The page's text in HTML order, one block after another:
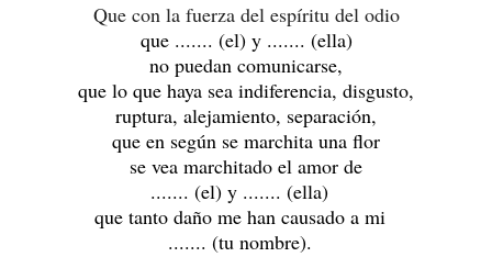
Que con la fuerza del espíritu del odio
que ....... (el) y ....... (ella)
no puedan comunicarse,
que lo que haya sea indiferencia, disgusto,
ruptura, alejamiento, separación,
que en según se marchita una flor
se vea marchitado el amor de
....... (el) y ....... (ella)
que tanto daño me han causado a mi
....... (tu nombre).